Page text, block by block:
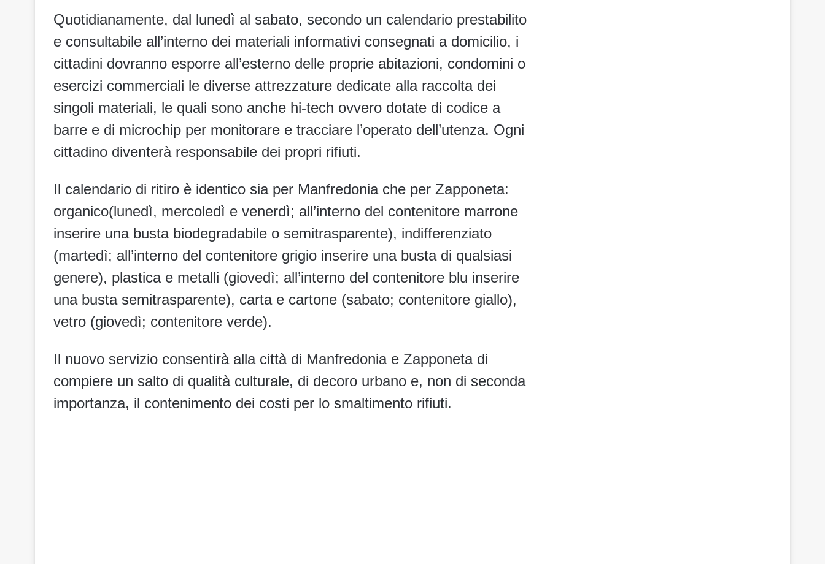
Quotidianamente, dal lunedì al sabato, secondo un calendario prestabilito
e consultabile all’interno dei materiali informativi consegnati a domicilio, i
cittadini dovranno esporre all’esterno delle proprie abitazioni, condomini o
esercizi commerciali le diverse attrezzature dedicate alla raccolta dei
singoli materiali, le quali sono anche hi-tech ovvero dotate di codice a
barre e di microchip per monitorare e tracciare l’operato dell’utenza. Ogni
cittadino diventerà responsabile dei propri rifiuti.
Il calendario di ritiro è identico sia per Manfredonia che per Zapponeta:
organico(lunedì, mercoledì e venerdì; all’interno del contenitore marrone
inserire una busta biodegradabile o semitrasparente), indifferenziato
(martedì; all’interno del contenitore grigio inserire una busta di qualsiasi
genere), plastica e metalli (giovedì; all’interno del contenitore blu inserire
una busta semitrasparente), carta e cartone (sabato; contenitore giallo),
vetro (giovedì; contenitore verde).
Il nuovo servizio consentirà alla città di Manfredonia e Zapponeta di
compiere un salto di qualità culturale, di decoro urbano e, non di seconda
importanza, il contenimento dei costi per lo smaltimento rifiuti.